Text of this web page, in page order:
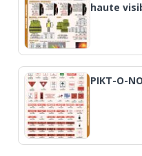
haute
PIKT-O-